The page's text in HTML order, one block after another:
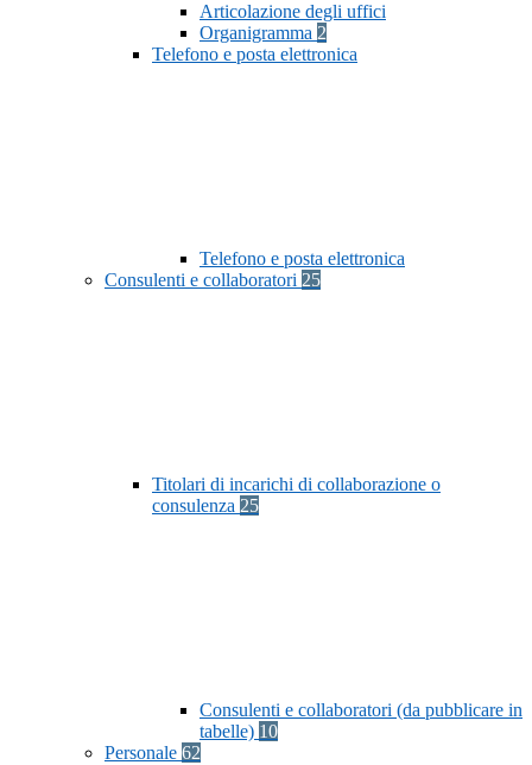
Articolazione degli uffici
Organigramma 2
Telefono e posta elettronica
Telefono e posta elettronica
Consulenti e collaboratori 25
Titolari di incarichi di collaborazione o
consulenza 25
Consulenti e collaboratori (da pubblicare in
tabelle) 10
Personale 62